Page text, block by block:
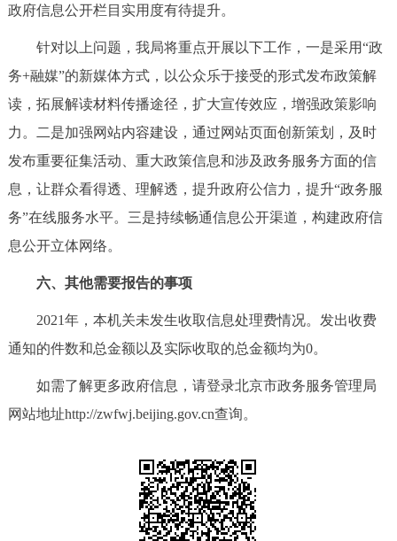
政府信息公开栏目实用度有待提升。
针对以上问题，我局将重点开展以下工作，一是采用“政
务+融媒”的新媒体方式，以公众乐于接受的形式发布政策解
读，拓展解读材料传播途径，扩大宣传效应，增强政策影响
力。二是加强网站内容建设，通过网站页面创新策划，及时
发布重要征集活动、重大政策信息和涉及政务服务方面的信
息，让群众看得透、理解透，提升政府公信力，提升“政务服
务”在线服务水平。三是持续畅通信息公开渠道，构建政府信
息公开立体网络。
六、其他需要报告的事项
2021年，本机关未发生收取信息处理费情况。发出收费
通知的件数和总金额以及实际收取的总金额均为0。
如需了解更多政府信息，请登录北京市政务服务管理局
网站地址http://zwfwj.beijing.gov.cn查询。